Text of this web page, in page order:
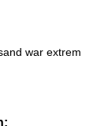
war extrem